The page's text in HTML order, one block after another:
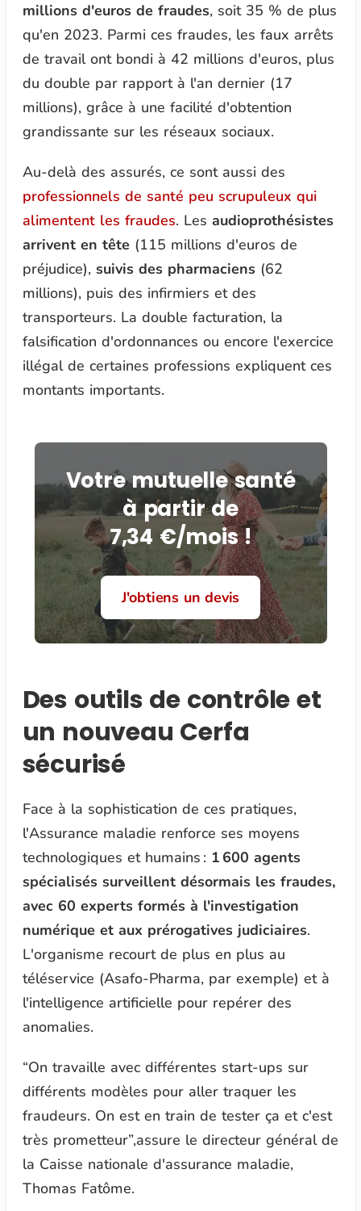
millions d'euros de fraudes, soit 35 % de plus
qu'en 2023. Parmi ces fraudes, les faux arrêts
de travail ont bondi à 42 millions d'euros, plus
du double par rapport à l'an dernier (17
millions), grâce à une facilité d'obtention
grandissante sur les réseaux sociaux.
Au-delà des assurés, ce sont aussi des
professionnels de santé peu scrupuleux qui
alimentent les fraudes. Les audioprothésistes
arrivent en tête (115 millions d'euros de
préjudice), suivis des pharmaciens (62
millions), puis des infirmiers et des
transporteurs. La double facturation, la
falsification d'ordonnances ou encore l'exercice
illégal de certaines professions expliquent ces
montants importants.
Votre mutuelle santé
à partir de
7,34 €/mois !
J'obtiens un devis
Des outils de contrôle et
un nouveau Cerfa
sécurisé
Face à la sophistication de ces pratiques,
l'Assurance maladie renforce ses moyens
technologiques et humains : 1 600 agents
spécialisés surveillent désormais les fraudes,
avec 60 experts formés à l'investigation
numérique et aux prérogatives judiciaires.
L'organisme recourt de plus en plus au
téléservice (Asafo-Pharma, par exemple) et à
l'intelligence artificielle pour repérer des
anomalies.
“On travaille avec différentes start-ups sur
différents modèles pour aller traquer les
fraudeurs. On est en train de tester ça et c'est
très prometteur”,assure le directeur général de
la Caisse nationale d'assurance maladie,
Thomas Fatôme.